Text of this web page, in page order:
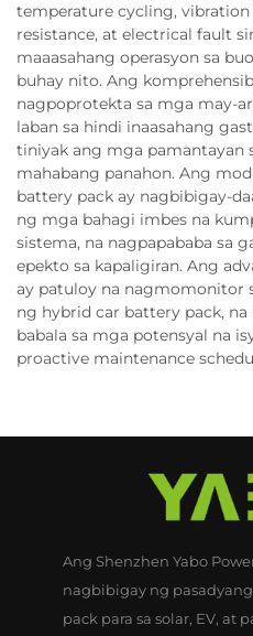
temperature cycling, vibration
resistance, at electrical fault
maaasahang operasyon sa
buhay nito. Ang
nagpoprotekta sa mga may-
laban sa hindi inaasahang
tiniyak ang mga pamantayan
mahabang panahon. Ang
battery pack ay nagbibigay-
ng mga bahagi imbes na
sistema, na nagpapababa sa
epekto sa kapaligiran. Ang
ay patuloy na nagmomonitor
ng hybrid car battery pack,
babala sa mga potensyal na
proactive maintenance
Ang Shenzhen Yabo
nagbibigay ng
pack para sa solar, EV, at